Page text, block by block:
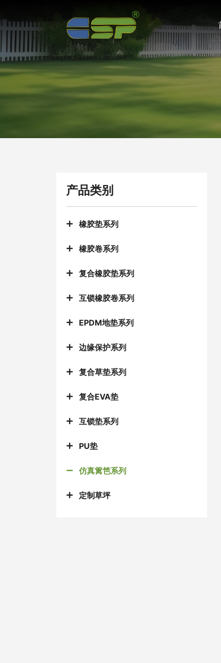
仿
真
篱
笆
系
产品类别
橡胶垫系列
橡胶卷系列
复合橡胶垫系列
互锁橡胶卷系列
EPDM地垫系列
边缘保护系列
复合草垫系列
复合EVA垫
互锁垫系列
PU垫
仿真篱笆系列
定制草坪